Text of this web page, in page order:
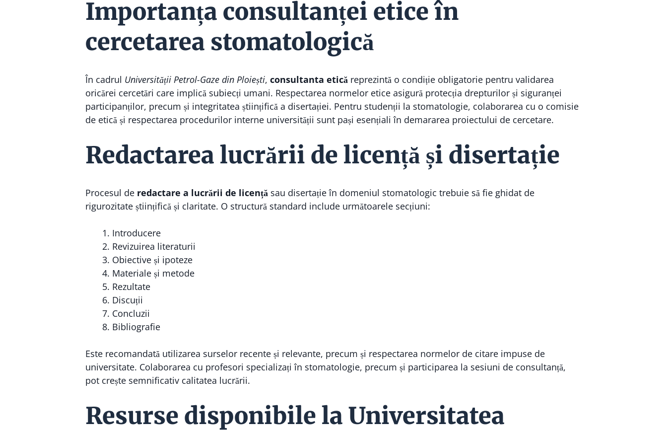
Importanța consultanței etice în
cercetarea stomatologică
În cadrul Universității Petrol-Gaze din Ploiești, consultanta etică reprezintă o condiție obligatorie pentru validarea
oricărei cercetări care implică subiecți umani. Respectarea normelor etice asigură protecția drepturilor și siguranței
participanților, precum și integritatea științifică a disertației. Pentru studenții la stomatologie, colaborarea cu o comisie
de etică și respectarea procedurilor interne universității sunt pași esențiali în demararea proiectului de cercetare.
Redactarea lucrării de licență și disertație
Procesul de redactare a lucrării de licență sau disertație în domeniul stomatologic trebuie să fie ghidat de
rigurozitate științifică și claritate. O structură standard include următoarele secțiuni:
Introducere
Revizuirea literaturii
Obiective și ipoteze
Materiale și metode
Rezultate
Discuții
Concluzii
Bibliografie
Este recomandată utilizarea surselor recente și relevante, precum și respectarea normelor de citare impuse de
universitate. Colaborarea cu profesori specializați în stomatologie, precum și participarea la sesiuni de consultanță,
pot crește semnificativ calitatea lucrării.
Resurse disponibile la Universitatea